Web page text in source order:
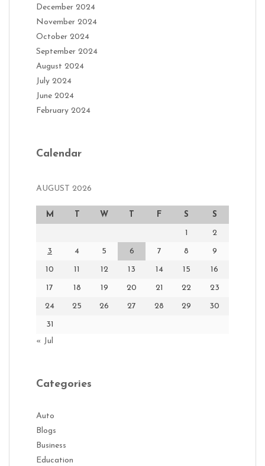
December 2024
November 2024
October 2024
September 2024
August 2024
July 2024
June 2024
February 2024
Calendar
AUGUST 2026
M T W T F S S
1 2
3 4 5 6 7 8 9
10 11 12 13 14 15 16
17 18 19 20 21 22 23
24 25 26 27 28 29 30
31
« Jul
Categories
Auto
Blogs
Business
Education